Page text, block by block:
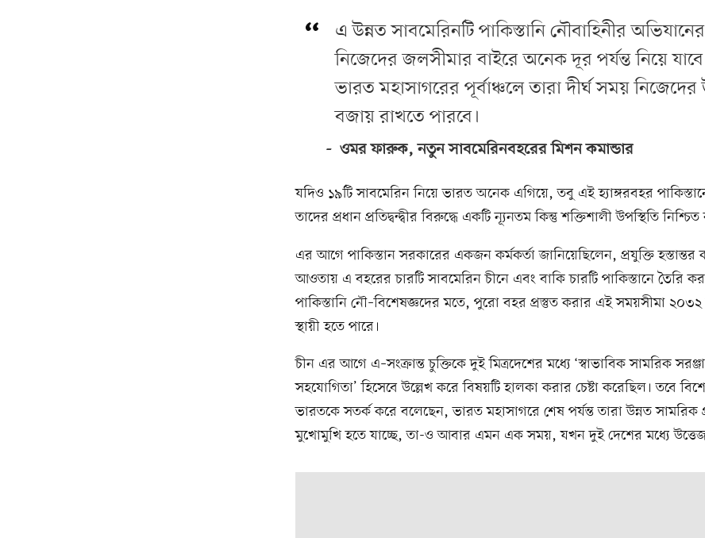
এ উন্নত সাবমেরিনটি পাকিস্তানি নৌবাহিনীর
নিজেদের জলসীমার বাইরে অনেক দূর পর্যন্ত নিয়ে
ভারত মহাসাগরের পূর্বাঞ্চলে তারা দীর্ঘ সময় নিজেদের
বজায় রাখতে পারবে।
ওমর ফারুক, নতুন সাবমেরিনবহরের মিশন কমান্ডার
যদিও ১৯টি সাবমেরিন নিয়ে ভারত অনেক এগিয়ে, তবু এই হ্যাঙ্গরবহর
তাদের প্রধান প্রতিদ্বন্দ্বীর বিরুদ্ধে একটি ন্যূনতম কিন্তু শক্তিশালী উপস্থিতি
এর আগে পাকিস্তান সরকারের একজন কর্মকর্তা জানিয়েছিলেন, প্রযুক্তি হস্তান্তর
আওতায় এ বহরের চারটি সাবমেরিন চীনে এবং বাকি চারটি পাকিস্তানে তৈরি
পাকিস্তানি নৌ–বিশেষজ্ঞদের মতে, পুরো বহর প্রস্তুত করার এই সময়সীমা ২০৩২
স্থায়ী হতে পারে।
চীন এর আগে এ–সংক্রান্ত চুক্তিকে দুই মিত্রদেশের মধ্যে ‘স্বাভাবিক সামরিক
সহযোগিতা’ হিসেবে উল্লেখ করে বিষয়টি হালকা করার চেষ্টা করেছিল। তবে
ভারতকে সতর্ক করে বলেছেন, ভারত মহাসাগরে শেষ পর্যন্ত তারা উন্নত সামরিক
মুখোমুখি হতে যাচ্ছে, তা-ও আবার এমন এক সময়, যখন দুই দেশের মধ্যে